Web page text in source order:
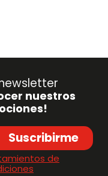
nuestros
Suscribirme
de